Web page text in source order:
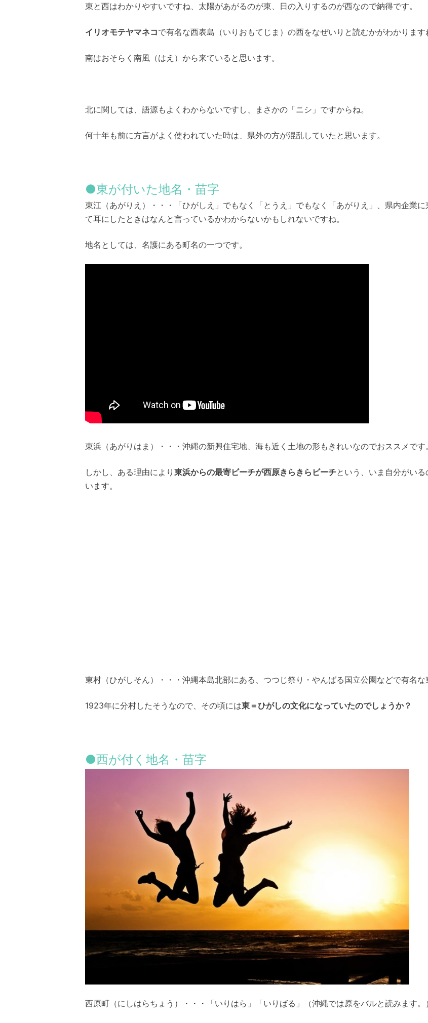
東と西はわかりやすいですね、太陽があがるのが東、日の入りするのが西なので納得です。
イリオモテヤマネコで有名な西表島（いりおもてじま）の西をなぜいりと読むかがわかります
南はおそらく南風（はえ）から来ていると思います。
北に関しては、語源もよくわからないですし、 まさかの「ニシ」 ですからね。
何十年も前に方言がよく使われていた時は、県外の方が混乱していたと思います。
●東が付いた地名・苗字
東江（あがりえ）・・・「ひがしえ」でもなく「とうえ」でもなく「あがりえ」、県内企業
て耳にしたときはなんと言っているかわからないかもしれないですね。
地名としては、名護にある町名の一つです。
東浜（あがりはま）・・・沖縄の新興住宅地、海も近く土地の形もきれいなのでおススメです。
しかし、ある理由により 東浜からの最寄ビーチが西原きらきらビーチという、いま自分がいる
います。
東村（ひがしそん）・・・沖縄本島北部にある、つつじ祭り・やんばる国立公園などで有名な
1923年に分村したそうなので、その頃には東＝ひがしの文化になっていたのでしょうか？
●西が付く地名・苗字
西原町（にしはらちょう）・・・「いりはら」「いりばる」（沖縄では原をバルと読みます。